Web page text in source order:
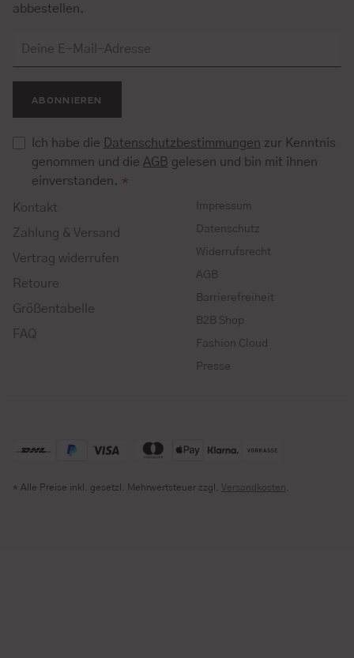
abbestellen.
ABONNIEREN
Ich habe die Datenschutzbestimmungen zur Kenntnis
genommen und die AGB gelesen und bin mit ihnen
einverstanden. *
Kontakt
Zahlung & Versand
Vertrag widerrufen
Retoure
Größentabelle
FAQ
Impressum
Datenschutz
Widerrufsrecht
AGB
Barrierefreiheit
B2B Shop
Fashion Cloud
Presse
* Alle Preise inkl. gesetzl. Mehrwertsteuer zzgl. Versandkosten